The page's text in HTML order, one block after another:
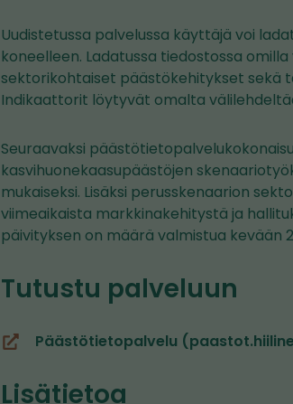
Uudistetussa palvelussa käyttäjä voi
koneelleen. Ladatussa tiedostossa
sektorikohtaiset päästökehitykset sekä
Indikaattorit löytyvät omalta
Seuraavaksi
kasvihuonekaasupäästöjen
mukaiseksi. Lisäksi perusskenaarion
viimeaikaista markkinakehitystä ja
päivityksen on määrä valmistua kevään
Tutustu palveluun
Päästötietopalvelu
(siirryt
palveluun)
Lisätietoa